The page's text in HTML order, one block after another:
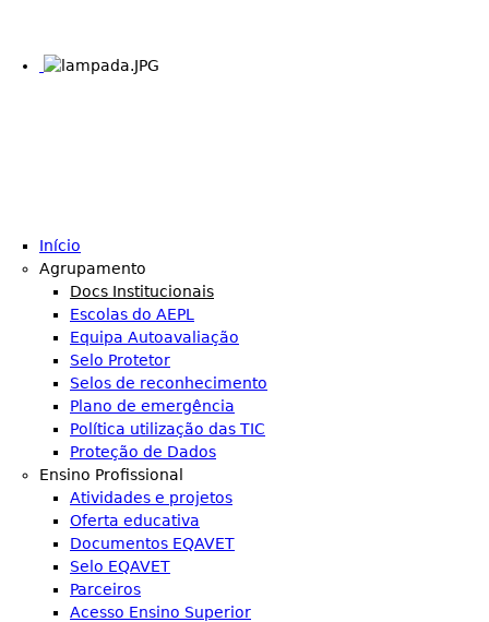
Início
Agrupamento
Docs Institucionais
Escolas do AEPL
Equipa Autoavaliação
Selo Protetor
Selos de reconhecimento
Plano de emergência
Política utilização das TIC
Proteção de Dados
Ensino Profissional
Atividades e projetos
Oferta educativa
Documentos EQAVET
Selo EQAVET
Parceiros
Acesso Ensino Superior